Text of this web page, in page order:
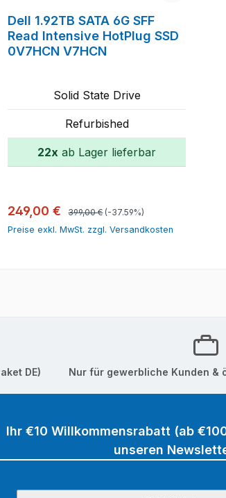
Dell 1.92TB SATA 6G SFF
Read Intensive HotPlug SSD
0V7HCN V7HCN
Solid State Drive
Refurbished
22x ab Lager lieferbar
Verkaufspreis:
249,00 € Regulärer Preis:
399,00 € (-37.59%)
Preise exkl. MwSt. zzgl. Versandkosten
In den Warenkorb
DE) Nur für gewerbliche Kunden &
Ihr €10 Willkommensrabatt (ab
unseren